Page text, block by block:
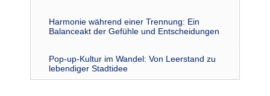
Harmonie während einer Trennung: Ein
Balanceakt der Gefühle und Entscheidungen
Pop-up-Kultur im Wandel: Von Leerstand zu
lebendiger Stadtidee